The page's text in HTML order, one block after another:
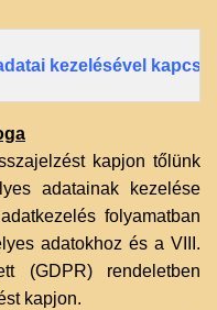
kezelésével
kapjon tőlünk
adatainak kezelése
folyamatban
adatokhoz és a VIII.
(GDPR) rendeletben
kapjon.